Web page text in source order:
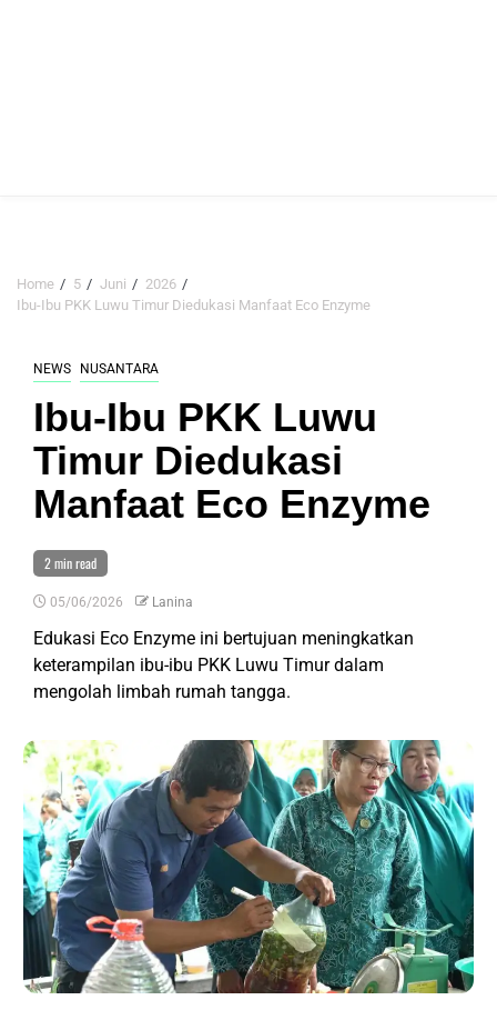
Home 5 Juni
2026
Ibu-Ibu PKK Luwu Timur Diedukasi Manfaat Eco Enzyme
NEWS NUSANTARA
Ibu-Ibu PKK Luwu
Timur Diedukasi
Manfaat Eco Enzyme
2 min read
05/06/2026 Lanina
Edukasi Eco Enzyme ini bertujuan meningkatkan
keterampilan ibu-ibu PKK Luwu Timur dalam
mengolah limbah rumah tangga.